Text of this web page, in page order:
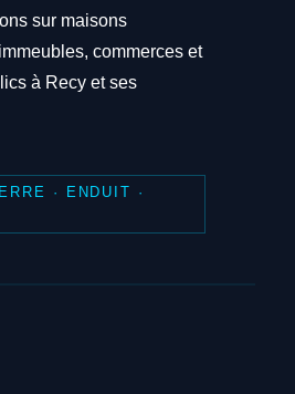
sur maisons
commerces et
à Recy et ses
· ENDUIT ·